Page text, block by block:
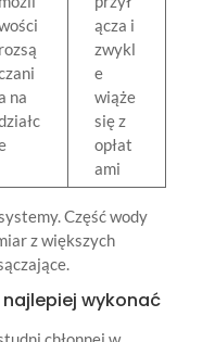
rozsą
na
ącza i
zwykl
e
wiąże
się z
opłat
ami
Część wody
z większych
wykonać